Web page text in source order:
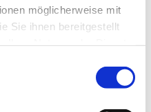
möglicherweise mit
Sie ihnen bereitgestellt